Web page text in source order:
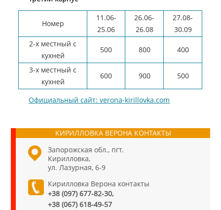
Номер
11.06-
25.06
26.06-
26.08
27.08-
30.09
2-х местный с
кухней
500 800 400
3-х местный с
кухней
600 900 500
Официальный сайт: verona-kirillovka.com
КИРИЛЛОВКА ВЕРОНА КОНТАКТЫ
Запорожская обл., пгт.
Кирилловка,
ул. Лазурная, 6-9
Кирилловка Верона контакты
+38 (097) 677-82-30,
+38 (067) 618-49-57